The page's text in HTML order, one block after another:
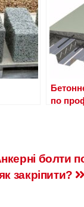
по
болти
як закріпити?